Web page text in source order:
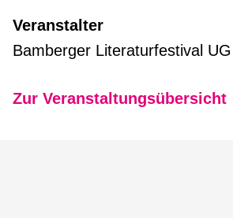
Veranstalter
Bamberger Literaturfestival
Zur Veranstaltungsübersicht